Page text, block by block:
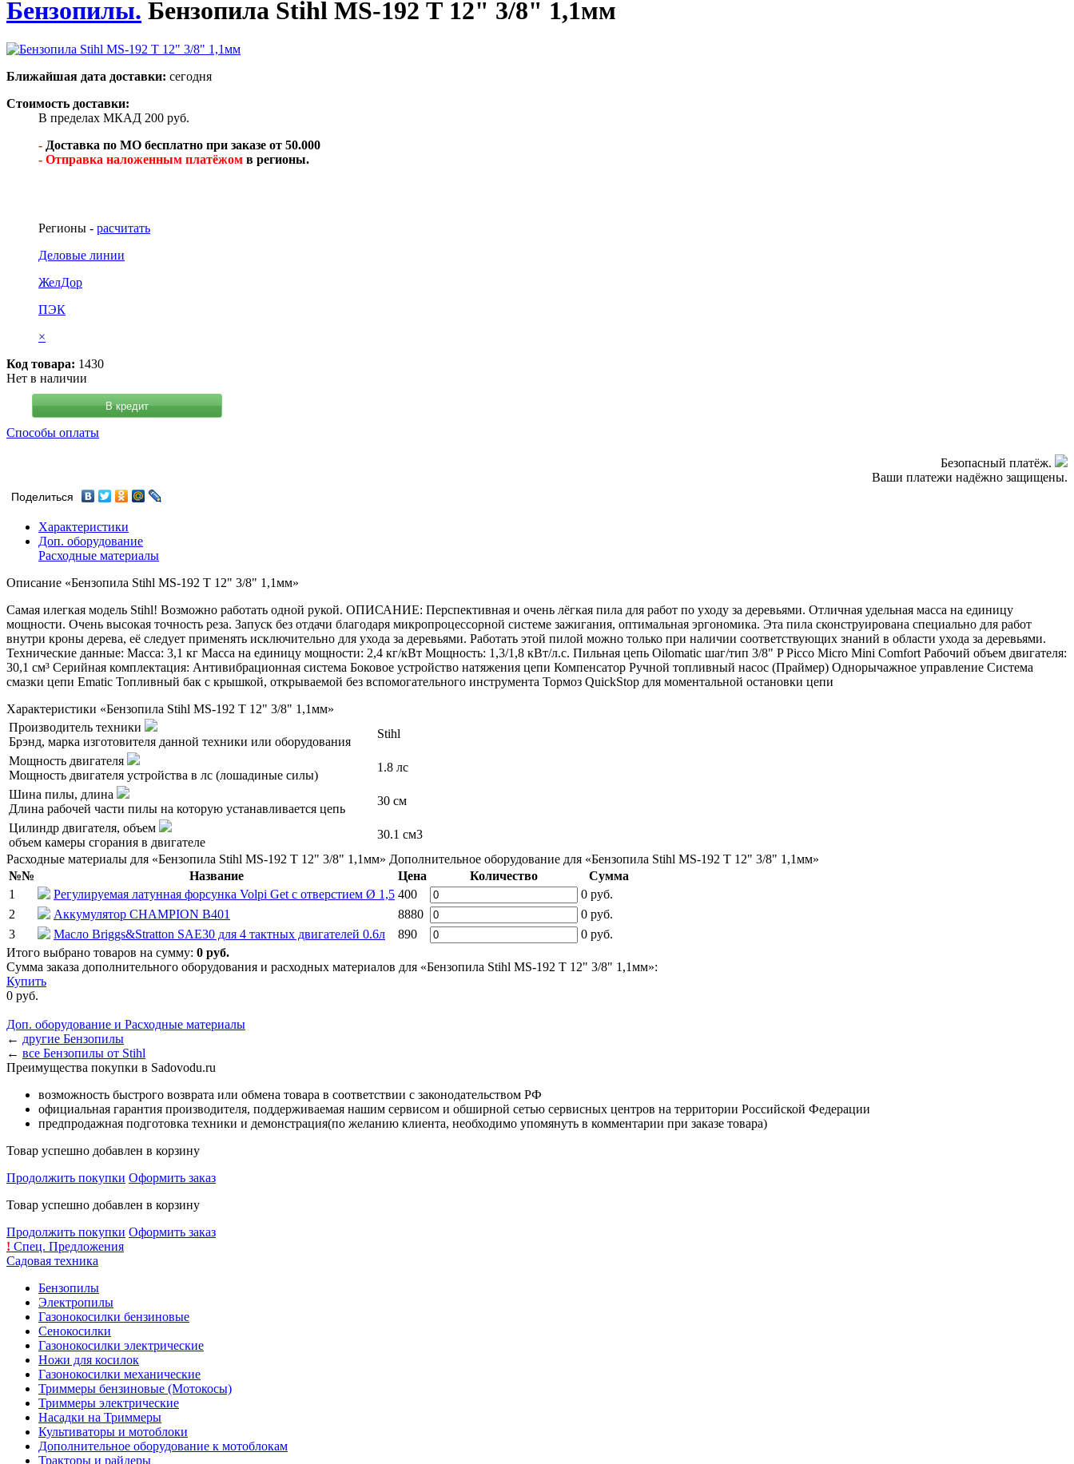
Бензопилы. Бензопила Stihl MS-192 Т 12" 3/8" 1,1мм
Ближайшая дата доставки: сегодня
Стоимость доставки:
В пределах МКАД 200 руб.
- Доставка по МО бесплатно при заказе от 50.000
- Отправка наложенным платёжом в регионы.
Регионы - расчитать
Деловые линии
ЖелДор
ПЭК
×
Код товара: 1430
Нет в наличии
В кредит
Способы оплаты
Безопасный платёж.
Ваши платежи надёжно защищены.
Поделиться
Характеристики
Доп. оборудование
Расходные материалы
Описание «Бензопила Stihl MS-192 Т 12" 3/8" 1,1мм»
Самая илегкая модель Stihl! Возможно работать одной рукой. ОПИСАНИЕ: Перспективная и очень лёгкая пила для работ по уходу за деревьями. Отличная удельная масса на единицу
мощности. Очень высокая точность реза. Запуск без отдачи благодаря микропроцессорной системе зажигания, оптимальная эргономика. Эта пила сконструирована специально для работ
внутри кроны дерева, её следует применять исключительно для ухода за деревьями. Работать этой пилой можно только при наличии соответствующих знаний в области ухода за деревьями.
Технические данные: Масса: 3,1 кг Масса на единицу мощности: 2,4 кг/кВт Мощность: 1,3/1,8 кВт/л.с. Пильная цепь Oilomatic шаг/тип 3/8" P Picco Micro Mini Comfort Рабочий объем двигателя:
30,1 см³ Серийная комплектация: Антивибрационная система Боковое устройство натяжения цепи Компенсатор Ручной топливный насос (Праймер) Однорычажное управление Система
смазки цепи Ematic Топливный бак с крышкой, открываемой без вспомогательного инструмента Тормоз QuickStop для моментальной остановки цепи
Характеристики «Бензопила Stihl MS-192 Т 12" 3/8" 1,1мм»
Производитель техники
Брэнд, марка изготовителя данной техники или оборудования
Stihl
Мощность двигателя
Мощность двигателя устройства в лс (лошадиные силы)
1.8 лс
Шина пилы, длина
Длина рабочей части пилы на которую устанавливается цепь
30 см
Цилиндр двигателя, объем
объем камеры сгорания в двигателе
30.1 см3
Расходные материалы для «Бензопила Stihl MS-192 Т 12" 3/8" 1,1мм» Дополнительное оборудование для «Бензопила Stihl MS-192 Т 12" 3/8" 1,1мм»
№№
Название Цена Количество
Сумма
1
Регулируемая латунная форсунка Volpi Get с отверстием Ø 1,5 400 0 руб.
2
Аккумулятор CHAMPION B401 8880 0 руб.
3
Масло Briggs&Stratton SAE30 для 4 тактных двигателей 0.6л 890 0 руб.
Итого выбрано товаров на сумму: 0 руб.
Сумма заказа дополнительного оборудования и расходных материалов для «Бензопила Stihl MS-192 Т 12" 3/8" 1,1мм»:
Купить
0 руб.
Доп. оборудование и Расходные материалы
← другие Бензопилы
← все Бензопилы от Stihl
Преимущества покупки в Sadovodu.ru
возможность быстрого возврата или обмена товара в соответствии с законодательством РФ
официальная гарантия производителя, поддерживаемая нашим сервисом и обширной сетью сервисных центров на территории Российской Федерации
предпродажная подготовка техники и демонстрация(по желанию клиента, необходимо упомянуть в комментарии при заказе товара)
Товар успешно добавлен в корзину
Продолжить покупки Оформить заказ
Товар успешно добавлен в корзину
Продолжить покупки Оформить заказ
! Спец. Предложения
Садовая техника
Бензопилы
Электропилы
Газонокосилки бензиновые
Сенокосилки
Газонокосилки электрические
Ножи для косилок
Газонокосилки механические
Триммеры бензиновые (Мотокосы)
Триммеры электрические
Насадки на Триммеры
Культиваторы и мотоблоки
Дополнительное оборудование к мотоблокам
Тракторы и райдеры